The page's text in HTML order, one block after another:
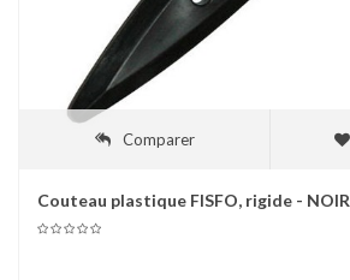
Comparer
Couteau plastique FISFO, rigide - NOIR